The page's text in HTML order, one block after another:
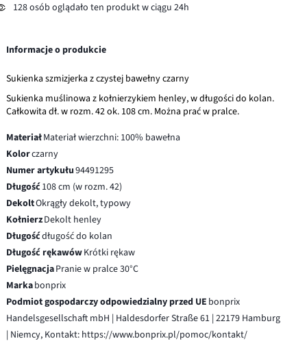
128 osób oglądało ten produkt w ciągu 24h
Informacje o produkcie
Sukienka szmizjerka z czystej bawełny czarny
Sukienka muślinowa z kołnierzykiem henley, w długości do kolan.
Całkowita dł. w rozm. 42 ok. 108 cm. Można prać w pralce.
MateriałMateriał wierzchni: 100% bawełna
Kolorczarny
Numer artykułu94491295
Długość108 cm (w rozm. 42)
DekoltOkrągły dekolt, typowy
KołnierzDekolt henley
Długośćdługość do kolan
Długość rękawówKrótki rękaw
PielęgnacjaPranie w pralce 30°C
Markabonprix
Podmiot gospodarczy odpowiedzialny przed UE bonprix
Handelsgesellschaft mbH | Haldesdorfer Straße 61 | 22179 Hamburg
| Niemcy, Kontakt: https://www.bonprix.pl/pomoc/kontakt/